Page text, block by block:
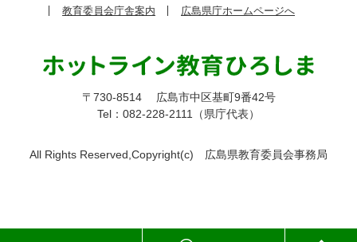
教育委員会庁舎案内
広島県庁ホームページへ
〒730-8514
広島市中区基町9番42号
Tel：082-228-2111（県庁代表）
All Rights Reserved,Copyright(c) 広島県教育委員会事務局